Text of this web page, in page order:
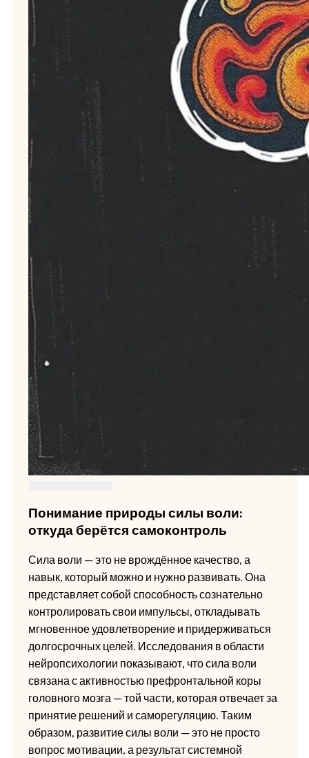
Понимание природы силы воли:
откуда берётся самоконтроль
Сила воли — это не врождённое качество, а
навык, который можно и нужно развивать. Она
представляет собой способность сознательно
контролировать свои импульсы, откладывать
мгновенное удовлетворение и придерживаться
долгосрочных целей. Исследования в области
нейропсихологии показывают, что сила воли
связана с активностью префронтальной коры
головного мозга — той части, которая отвечает за
принятие решений и саморегуляцию. Таким
образом, развитие силы воли — это не просто
вопрос мотивации, а результат системной